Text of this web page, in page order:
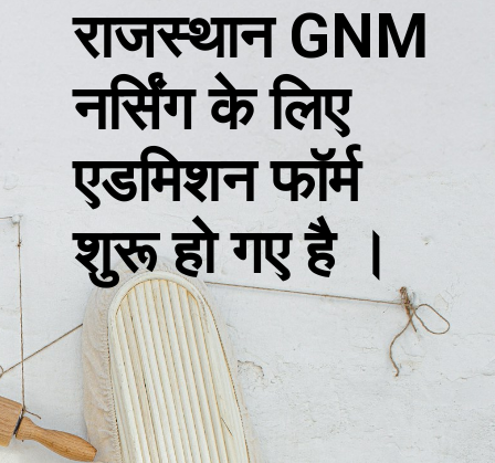
राजस्थान GNM
नर्सिंग के लिए
एडमिशन फॉर्म
शुरू हो गए है ।